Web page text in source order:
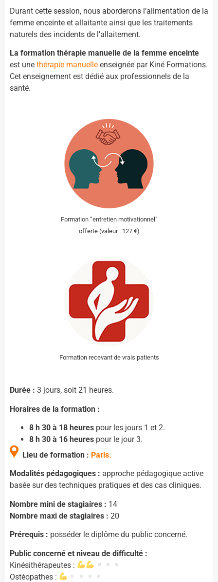
Durant cette session, nous aborderons l’alimentation de la
femme enceinte et allaitante ainsi que les traitements
naturels des incidents de l’allaitement.
La formation thérapie manuelle de la femme enceinte
est une thérapie manuelle enseignée par Kiné Formations.
Cet enseignement est dédié aux professionnels de la
santé.
Formation “entretien motivationnel”
offerte (valeur : 127 €)
Formation recevant de vrais patients
Durée : 3 jours, soit 21 heures.
Horaires de la formation :
8 h 30 à 18 heures pour les jours 1 et 2.
8 h 30 à 16 heures pour le jour 3.
Lieu de formation : Paris.
Modalités pédagogiques : approche pédagogique active
basée sur des techniques pratiques et des cas cliniques.
Nombre mini de stagiaires : 14
Nombre maxi de stagiaires : 20
Prérequis : posséder le diplôme du public concerné.
Public concerné et niveau de difficulté :
Kinésithérapeutes :
Ostéopathes :